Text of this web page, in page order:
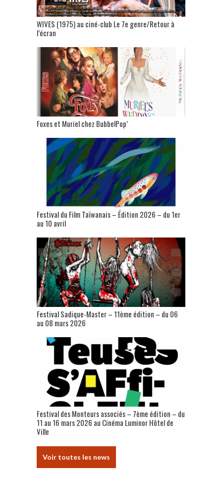
WIVES (1975) au ciné-club Le 7e genre/Retour à
l’écran
Foxes et Muriel chez BubbelPop’
Festival du Film Taïwanais – Édition 2026 – du 1er
au 10 avril
Festival Sadique-Master – 11ème édition – du 06
au 08 mars 2026
Festival des Monteurs associés – 7ème édition – du
11 au 16 mars 2026 au Cinéma Luminor Hôtel de
Ville
Voir toutes les news